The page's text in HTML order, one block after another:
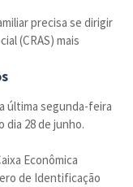
precisa se dirigir
(CRAS) mais
última segunda-feira
dia 28 de junho.
Econômica
de Identificação